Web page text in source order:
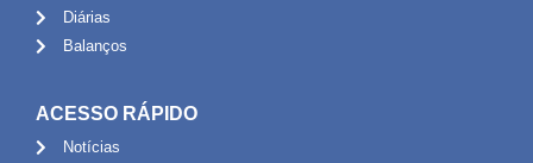
Diárias
Balanços
ACESSO RÁPIDO
Notícias